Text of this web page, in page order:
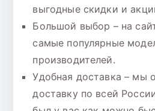
выгодные скидки и
Большой выбор – на
самые популярные
производителей.
Удобная доставка – мы
доставку по всей